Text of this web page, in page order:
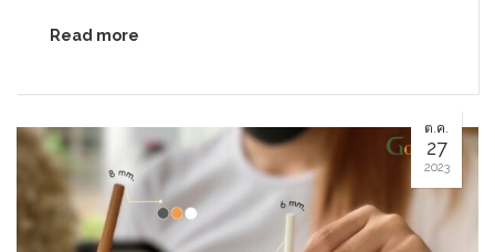
Read more
ต.ค.
27
2023